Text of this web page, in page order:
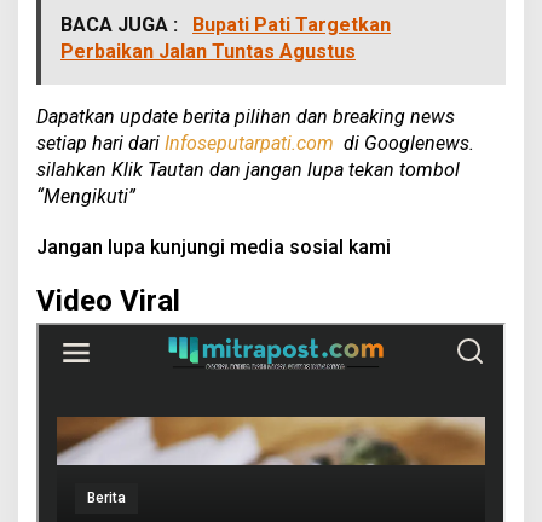
BACA JUGA :
Bupati Pati Targetkan
Perbaikan Jalan Tuntas Agustus
Dapatkan update berita pilihan dan breaking news
setiap hari dari Infoseputarpati.com di Googlenews.
silahkan Klik Tautan dan jangan lupa tekan tombol
“Mengikuti”
Jangan lupa kunjungi media sosial kami
Video Viral